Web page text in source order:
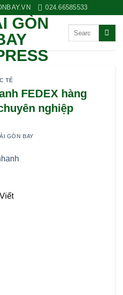
024.66585533
TẾ
FEDEX hàng
nghiệp
GÒN BAY